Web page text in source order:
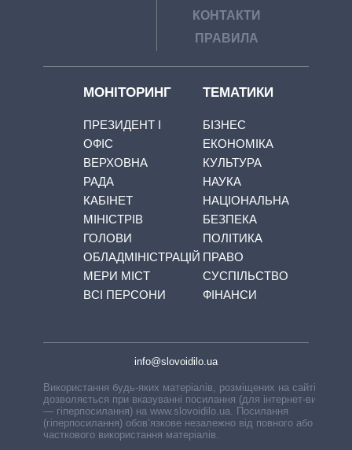
КОНТАКТИ
ПРАВИЛА
МОНІТОРИНГ
ПРЕЗИДЕНТ І
ОФІС
ВЕРХОВНА
РАДА
КАБІНЕТ
МІНІСТРІВ
ГОЛОВИ
ОБЛАДМІНІСТРАЦІЙ
МЕРИ МІСТ
ВСІ ПЕРСОНИ
ТЕМАТИКИ
БІЗНЕС
ЕКОНОМІКА
КУЛЬТУРА
НАУКА
НАЦІОНАЛЬНА
БЕЗПЕКА
ПОЛІТИКА
ПРАВО
СУСПІЛЬСТВО
ФІНАНСИ
info@slovoidilo.ua
Використання будь-яких матеріалів, розміщених на сайті,
дозволяється при вказуванні посилання (для інтернет-видань
— гіперпосилання) на www.slovoidilo.ua. Посилання
(гіперпосилання) обов’язкове незалежно від повного або
часткового використання матеріалів.